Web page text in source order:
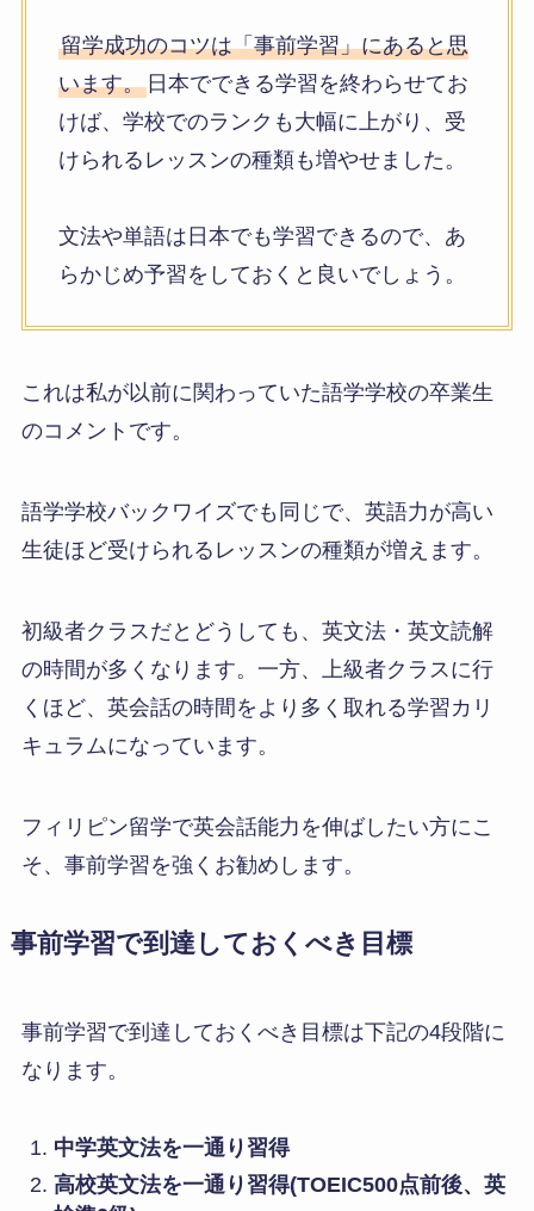
留学成功のコツは「事前学習」にあると思
います。日本でできる学習を終わらせてお
けば、学校でのランクも大幅に上がり、受
けられるレッスンの種類も増やせました。
文法や単語は日本でも学習できるので、あ
らかじめ予習をしておくと良いでしょう。
これは私が以前に関わっていた語学学校の卒業生
のコメントです。
語学学校バックワイズでも同じで、英語力が高い
生徒ほど受けられるレッスンの種類が増えます。
初級者クラスだとどうしても、英文法・英文読解
の時間が多くなります。一方、上級者クラスに行
くほど、英会話の時間をより多く取れる学習カリ
キュラムになっています。
フィリピン留学で英会話能力を伸ばしたい方にこ
そ、事前学習を強くお勧めします。
事前学習で到達しておくべき目標
事前学習で到達しておくべき目標は下記の4段階に
なります。
中学英文法を一通り習得
高校英文法を一通り習得(TOEIC500点前後、英